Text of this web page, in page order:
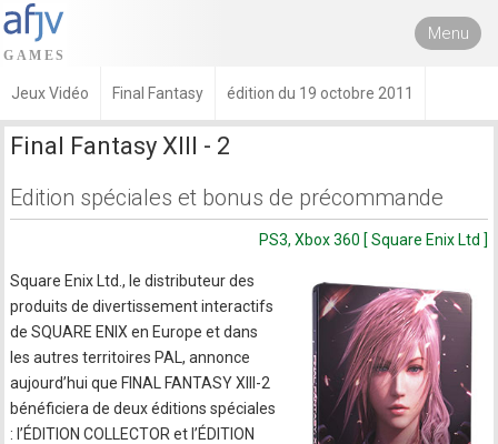
Menu
Jeux Vidéo Final Fantasy édition du 19 octobre 2011
Final Fantasy XIII - 2
Edition spéciales et bonus de précommande
PS3, Xbox 360 [ Square Enix Ltd ]
Square Enix Ltd., le distributeur des
produits de divertissement interactifs
de SQUARE ENIX en Europe et dans
les autres territoires PAL, annonce
aujourd’hui que FINAL FANTASY XIII-2
bénéficiera de deux éditions spéciales
: l’ÉDITION COLLECTOR et l’ÉDITION